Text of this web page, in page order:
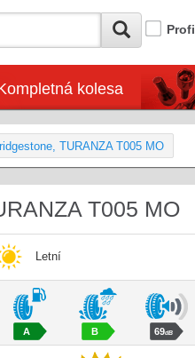
Profi
kolesa
TURANZA T005 MO
T005 MO
Letní
A B 69dB